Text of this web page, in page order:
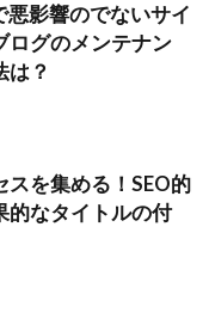
悪影響のでないサイ
ログのメンテナン
は？
スを集める！SEO的
的なタイトルの付